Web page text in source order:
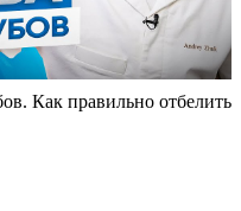
Как правильно отбелить